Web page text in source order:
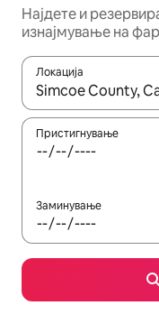
Најдете и
изнајмување на
Локација
Кога резултатите
Пристигнување
Заминување